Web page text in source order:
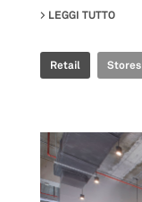
LEGGI TUTTO
Retail Stores